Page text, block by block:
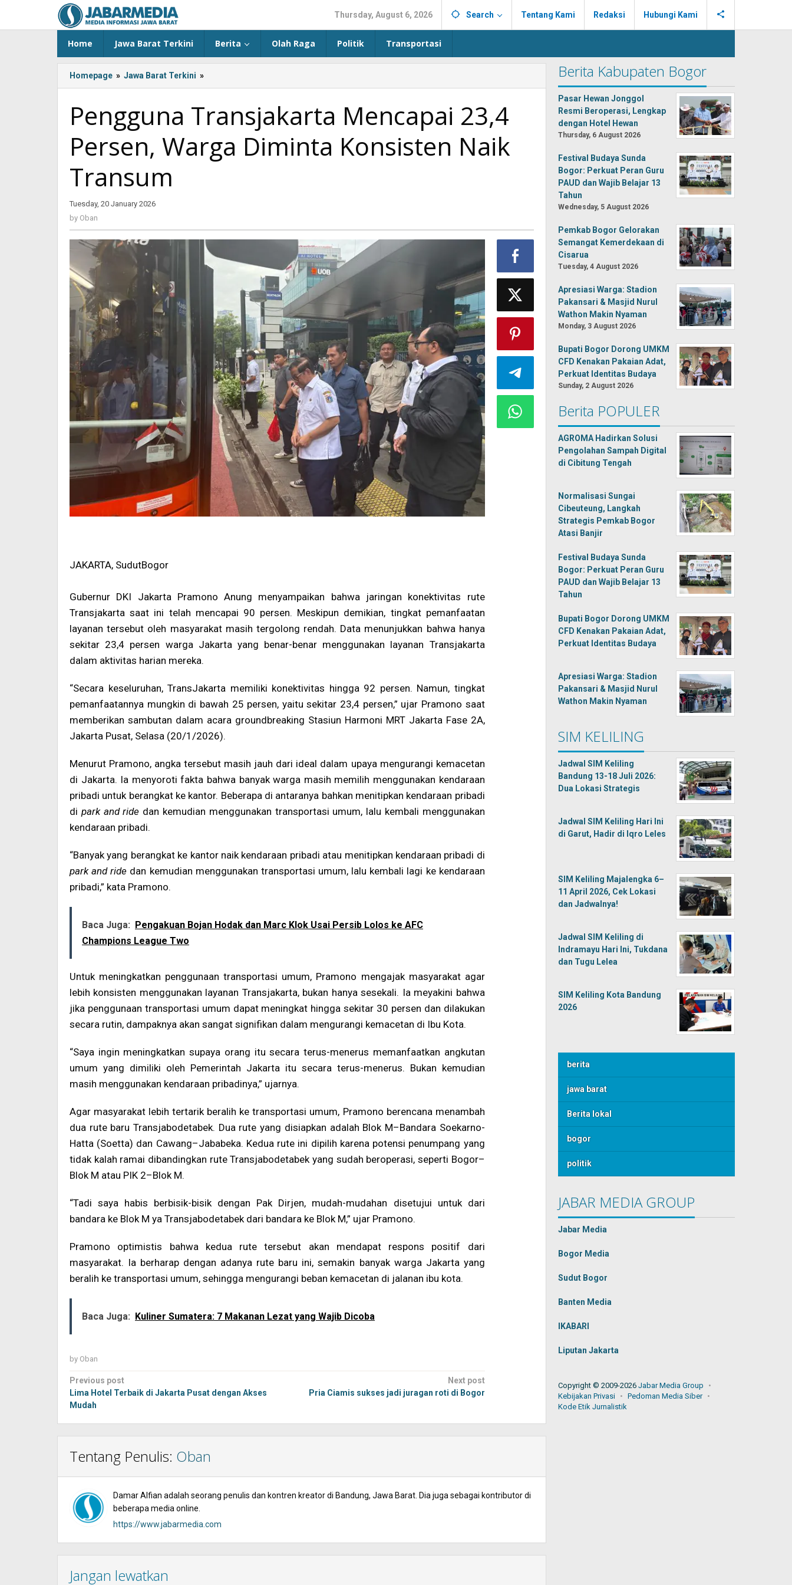
content
Thursday, August 6, 2026 Search Tentang Kami Redaksi Hubungi Kami
Home Jawa Barat Terkini Berita Olah Raga Politik Transportasi
Homepage » Jawa Barat Terkini »
Transjakarta
23,4
Persen,
Diminta
Konsisten
Pengguna Transjakarta Mencapai 23,4
Persen, Warga Diminta Konsisten Naik
Transum
Tuesday, 20 January 2026
by Oban
JAKARTA, SudutBogor
Gubernur DKI Jakarta Pramono Anung menyampaikan bahwa jaringan konektivitas rute
Transjakarta saat ini telah mencapai 90 persen. Meskipun demikian, tingkat pemanfaatan
layanan tersebut oleh masyarakat masih tergolong rendah. Data menunjukkan bahwa hanya
sekitar 23,4 persen warga Jakarta yang benar-benar menggunakan layanan Transjakarta
dalam aktivitas harian mereka.
“Secara keseluruhan, TransJakarta memiliki konektivitas hingga 92 persen. Namun, tingkat
pemanfaatannya mungkin di bawah 25 persen, yaitu sekitar 23,4 persen,” ujar Pramono saat
memberikan sambutan dalam acara groundbreaking Stasiun Harmoni MRT Jakarta Fase 2A,
Jakarta Pusat, Selasa (20/1/2026).
Menurut Pramono, angka tersebut masih jauh dari ideal dalam upaya mengurangi kemacetan
di Jakarta. Ia menyoroti fakta bahwa banyak warga masih memilih menggunakan kendaraan
pribadi untuk berangkat ke kantor. Beberapa di antaranya bahkan menitipkan kendaraan pribadi
di park and ride dan kemudian menggunakan transportasi umum, lalu kembali menggunakan
kendaraan pribadi.
“Banyak yang berangkat ke kantor naik kendaraan pribadi atau menitipkan kendaraan pribadi di
park and ride dan kemudian menggunakan transportasi umum, lalu kembali lagi ke kendaraan
pribadi,” kata Pramono.
Baca Juga: Pengakuan Bojan Hodak dan Marc Klok Usai Persib Lolos ke AFC
Champions League Two
Untuk meningkatkan penggunaan transportasi umum, Pramono mengajak masyarakat agar
lebih konsisten menggunakan layanan Transjakarta, bukan hanya sesekali. Ia meyakini bahwa
jika penggunaan transportasi umum dapat meningkat hingga sekitar 30 persen dan dilakukan
secara rutin, dampaknya akan sangat signifikan dalam mengurangi kemacetan di Ibu Kota.
“Saya ingin meningkatkan supaya orang itu secara terus-menerus memanfaatkan angkutan
umum yang dimiliki oleh Pemerintah Jakarta itu secara terus-menerus. Bukan kemudian
masih menggunakan kendaraan pribadinya,” ujarnya.
Agar masyarakat lebih tertarik beralih ke transportasi umum, Pramono berencana menambah
dua rute baru Transjabodetabek. Dua rute yang disiapkan adalah Blok M–Bandara Soekarno-
Hatta (Soetta) dan Cawang–Jababeka. Kedua rute ini dipilih karena potensi penumpang yang
tidak kalah ramai dibandingkan rute Transjabodetabek yang sudah beroperasi, seperti Bogor–
Blok M atau PIK 2–Blok M.
“Tadi saya habis berbisik-bisik dengan Pak Dirjen, mudah-mudahan disetujui untuk dari
bandara ke Blok M ya Transjabodetabek dari bandara ke Blok M,” ujar Pramono.
Pramono optimistis bahwa kedua rute tersebut akan mendapat respons positif dari
masyarakat. Ia berharap dengan adanya rute baru ini, semakin banyak warga Jakarta yang
beralih ke transportasi umum, sehingga mengurangi beban kemacetan di jalanan ibu kota.
Baca Juga: Kuliner Sumatera: 7 Makanan Lezat yang Wajib Dicoba
by Oban
Post
navigation
Previous post
Lima Hotel Terbaik di Jakarta Pusat dengan Akses
Mudah
Next post
Pria Ciamis sukses jadi juragan roti di Bogor
Tentang Penulis: Oban
Damar Alfian adalah seorang penulis dan kontren kreator di Bandung, Jawa Barat. Dia juga sebagai kontributor di
beberapa media online.
https://www.jabarmedia.com
Jangan lewatkan
Berita Kabupaten Bogor
Pasar Hewan Jonggol
Resmi Beroperasi, Lengkap
dengan Hotel Hewan
Thursday, 6 August 2026
Festival Budaya Sunda
Bogor: Perkuat Peran Guru
PAUD dan Wajib Belajar 13
Tahun
Wednesday, 5 August 2026
Pemkab Bogor Gelorakan
Semangat Kemerdekaan di
Cisarua
Tuesday, 4 August 2026
Apresiasi Warga: Stadion
Pakansari & Masjid Nurul
Wathon Makin Nyaman
Monday, 3 August 2026
Bupati Bogor Dorong UMKM
CFD Kenakan Pakaian Adat,
Perkuat Identitas Budaya
Sunday, 2 August 2026
Berita POPULER
AGROMA Hadirkan Solusi
Pengolahan Sampah Digital
di Cibitung Tengah
Normalisasi Sungai
Cibeuteung, Langkah
Strategis Pemkab Bogor
Atasi Banjir
Festival Budaya Sunda
Bogor: Perkuat Peran Guru
PAUD dan Wajib Belajar 13
Tahun
Bupati Bogor Dorong UMKM
CFD Kenakan Pakaian Adat,
Perkuat Identitas Budaya
Apresiasi Warga: Stadion
Pakansari & Masjid Nurul
Wathon Makin Nyaman
SIM KELILING
Jadwal SIM Keliling
Bandung 13-18 Juli 2026:
Dua Lokasi Strategis
Jadwal SIM Keliling Hari Ini
di Garut, Hadir di Iqro Leles
SIM Keliling Majalengka 6–
11 April 2026, Cek Lokasi
dan Jadwalnya!
Jadwal SIM Keliling di
Indramayu Hari Ini, Tukdana
dan Tugu Lelea
SIM Keliling Kota Bandung
2026
berita
jawa barat
Berita lokal
bogor
politik
JABAR MEDIA GROUP
Jabar Media
Bogor Media
Sudut Bogor
Banten Media
IKABARI
Liputan Jakarta
Copyright © 2009-2026Jabar Media Group
Kebijakan Privasi
Pedoman Media Siber
Kode Etik Jurnalistik